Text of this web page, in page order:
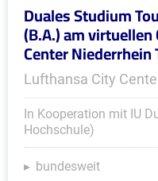
Duales Studium
(B.A.) am
Center Niederrhein
Lufthansa City
In Kooperation mit IU
Hochschule)
bundesweit